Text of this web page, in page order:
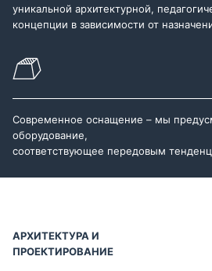
уникальной архитектурной,
концепции в зависимости от
Современное оснащение – мы
оборудование,
соответствующее передовым
АРХИТЕКТУРА И
ПРОЕКТИРОВАНИЕ